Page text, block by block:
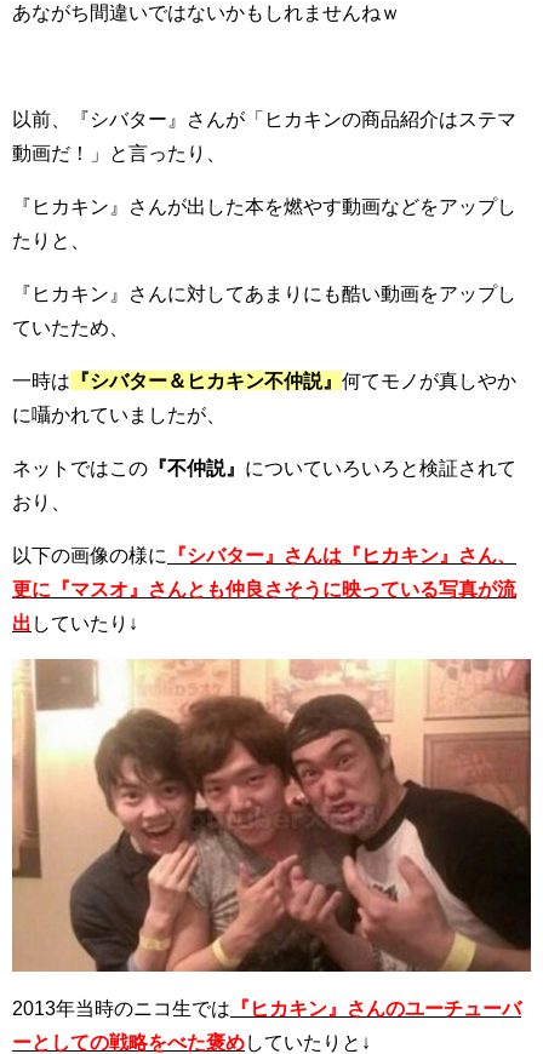
あながち間違いではないかもしれませんねｗ
以前、『シバター』さんが「ヒカキンの商品紹介はステマ
動画だ！」と言ったり、
『ヒカキン』さんが出した本を燃やす動画などをアップし
たりと、
『ヒカキン』さんに対してあまりにも酷い動画をアップし
ていたため、
一時は 『シバター＆ヒカキン不仲説』 何てモノが真しやか
に囁かれていましたが、
ネットではこの 『不仲説』 についていろいろと検証されて
おり、
以下の画像の様に
『シバター』さんは『ヒカキン』さん、
更に『マスオ』さんとも仲良さそうに映っている写真が流
出 していたり↓
2013年当時のニコ生では 『ヒカキン』さんのユーチューバ
ーとしての戦略をべた褒めしていたりと↓